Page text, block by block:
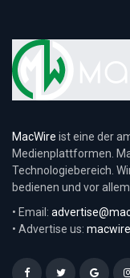
MacWire ist eine der
Medienplattformen.
Technologiebereich.
bedienen und vor
• Email:
• Advertise us: